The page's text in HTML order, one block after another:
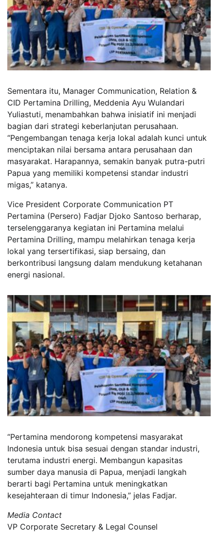
Sementara itu, Manager Communication, Relation &
CID Pertamina Drilling, Meddenia Ayu Wulandari
Yuliastuti, menambahkan bahwa inisiatif ini menjadi
bagian dari strategi keberlanjutan perusahaan.
“Pengembangan tenaga kerja lokal adalah kunci untuk
menciptakan nilai bersama antara perusahaan dan
masyarakat. Harapannya, semakin banyak putra-putri
Papua yang memiliki kompetensi standar industri
migas,” katanya.
Vice President Corporate Communication PT
Pertamina (Persero) Fadjar Djoko Santoso berharap,
terselenggaranya kegiatan ini Pertamina melalui
Pertamina Drilling, mampu melahirkan tenaga kerja
lokal yang tersertifikasi, siap bersaing, dan
berkontribusi langsung dalam mendukung ketahanan
energi nasional.
“Pertamina mendorong kompetensi masyarakat
Indonesia untuk bisa sesuai dengan standar industri,
terutama industri energi. Membangun kapasitas
sumber daya manusia di Papua, menjadi langkah
berarti bagi Pertamina untuk meningkatkan
kesejahteraan di timur Indonesia,” jelas Fadjar.
Media Contact
VP Corporate Secretary & Legal Counsel